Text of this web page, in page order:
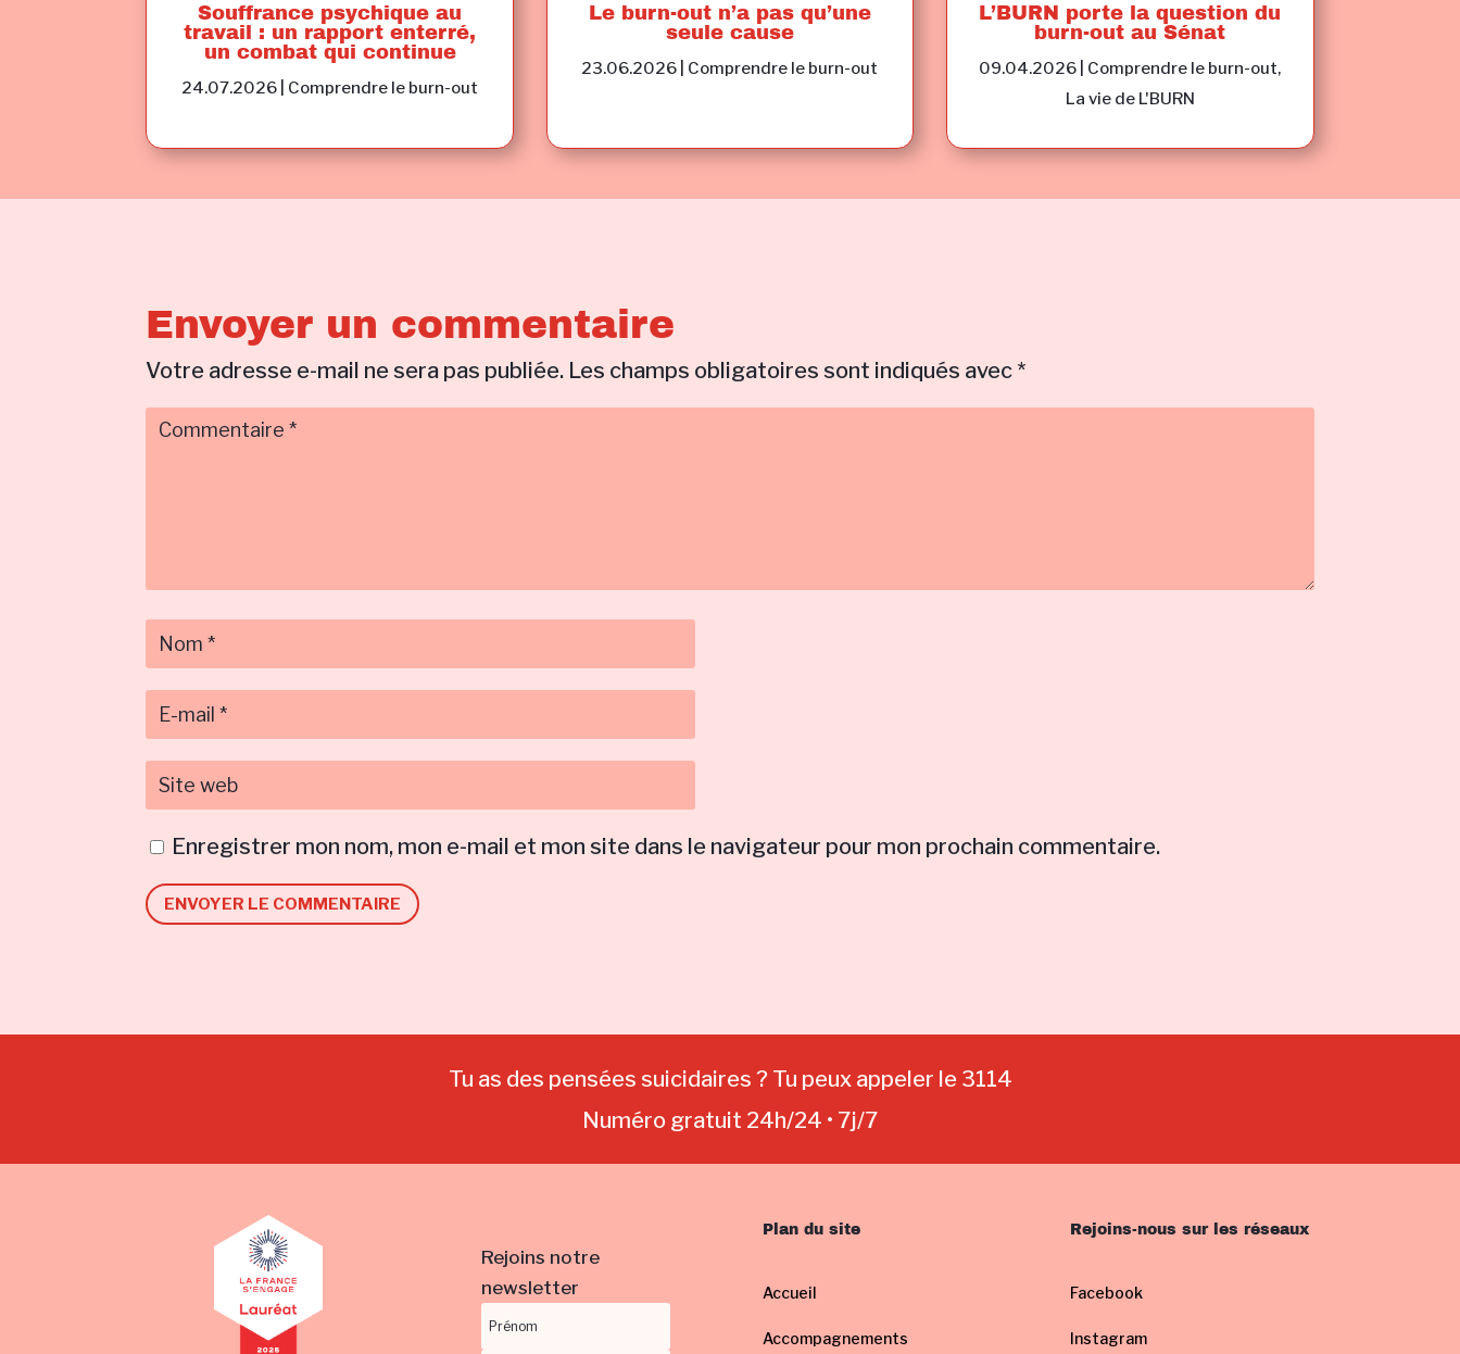
Souffrance psychique au
travail : un rapport enterré,
un combat qui continue
24.07.2026 Comprendre le burn-out
Le burn-out n’a pas qu’une
seule cause
23.06.2026 Comprendre le burn-out
L’BURN porte la question du
burn-out au Sénat
09.04.2026 Comprendre le burn-out,
La vie de L'BURN
Envoyer un commentaire
Votre adresse e-mail ne sera pas publiée. Les champs obligatoires sont indiqués avec *
Enregistrer mon nom, mon e-mail et mon site dans le navigateur pour mon prochain commentaire.
ENVOYER LE COMMENTAIRE
Tu as des pensées suicidaires ? Tu peux appeler le 3114
Numéro gratuit 24h/24 • 7j/7
Rejoins notre
newsletter
Plan du site
Accueil
Accompagnements
Rejoins-nous sur les réseaux
Facebook
Instagram